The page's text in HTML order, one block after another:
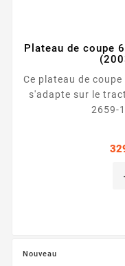
Plateau de coupe
Ce plateau de
s'adapte sur le
2659-
Nouveau